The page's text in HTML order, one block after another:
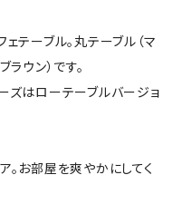
テーブル。丸テーブル（マ
ウン）です。
ズはローテーブルバージョ
。お部屋を爽やかにしてく